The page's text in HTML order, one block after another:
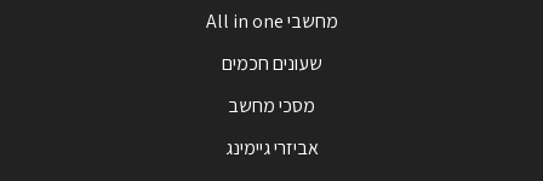
מחשבי All in one
שעונים חכמים
מסכי מחשב
אביזרי גיימינג